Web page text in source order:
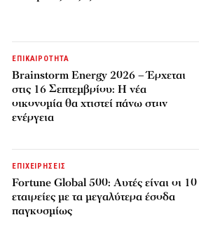
ΕΠΙΚΑΙΡΟΤΗΤΑ
Brainstorm Energy 2026 – Έρχεται
στις 16 Σεπτεμβρίου: Η νέα
οικονομία θα χτιστεί πάνω στην
ενέργεια
ΕΠΙΧΕΙΡΗΣΕΙΣ
Fortune Global 500: Αυτές είναι οι 10
εταιρείες με τα μεγαλύτερα έσοδα
παγκοσμίως